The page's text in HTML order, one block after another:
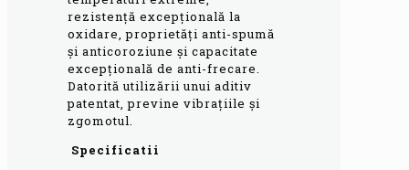
rezistență excepțională la
oxidare, proprietăți anti-spumă
și anticoroziune și capacitate
excepțională de anti-frecare.
Datorită utilizării unui aditiv
patentat, previne vibrațiile și
zgomotul.
Specificatii